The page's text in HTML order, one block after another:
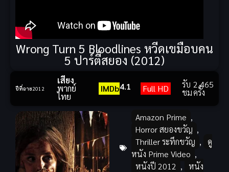
Wrong Turn 5 Bloodlines หวีดเขมือบคน
5 ปาร์ตี้สยอง (2012)
ปีที่ฉาย2012
เสียง
พากย์
ไทย
IMDb4.1 Full HD รับ
ชม
2,465
ครั้ง
Amazon Prime ,
Horror สยองขวัญ ,
Thriller ระทึกขวัญ ,
ดู
หนัง Prime Video ,
หนังปี 2012 ,
หนัง